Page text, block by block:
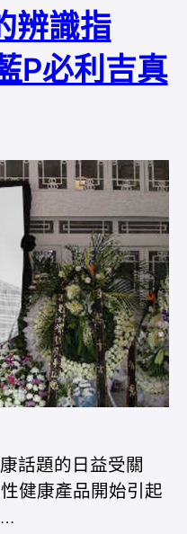
辨識指
P必利吉真
話題的日益受關
健康產品開始引起